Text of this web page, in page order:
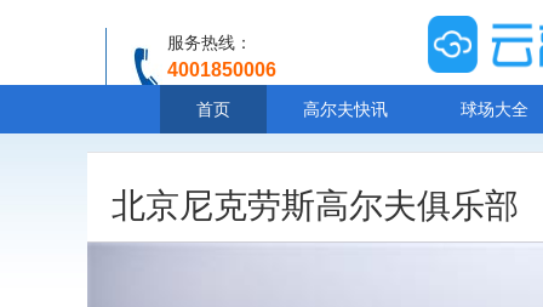
服务热线：
4001850006
首页 高尔夫快讯 球场大全
北京尼克劳斯高尔夫俱乐部